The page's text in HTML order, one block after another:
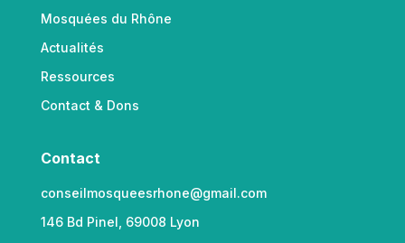
Mosquées du Rhône
Actualités
Ressources
Contact & Dons
Contact
conseilmosqueesrhone@gmail.com
146 Bd Pinel, 69008 Lyon